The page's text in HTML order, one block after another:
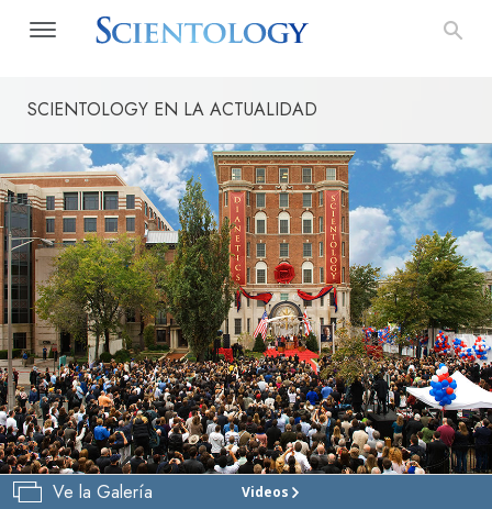
SCIENTOLOGY EN LA ACTUALIDAD
Ve la Galería Videos
IGLESIA